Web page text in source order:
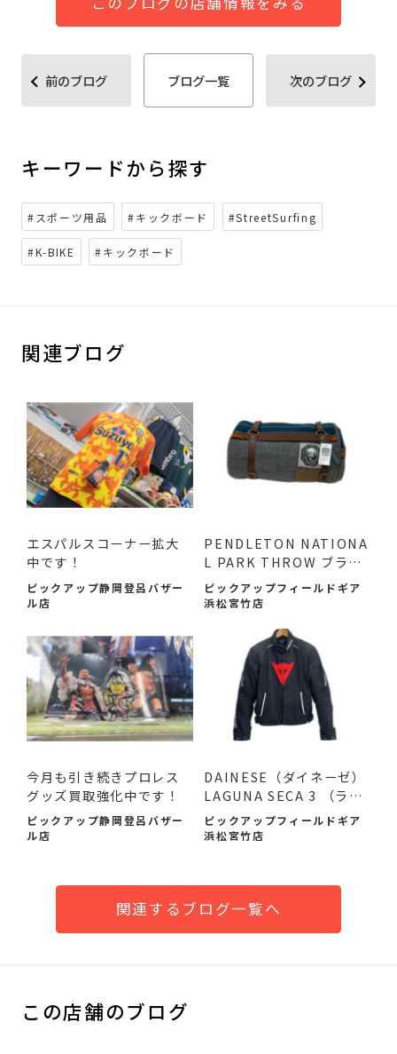
前のブログ ブログ一覧 次のブログ
キーワードから探す
#スポーツ用品 #キックボード #StreetSurfing
#K-BIKE #キックボード
関連ブログ
エスパルスコーナー拡大
中です！
ピックアップ静岡登呂バザー
ル店
PENDLETON NATIONA
L PARK THROW ブラン
ケット 入荷...
ピックアップフィールドギア
浜松宮竹店
今月も引き続きプロレス
グッズ買取強化中です！
ピックアップ静岡登呂バザー
ル店
DAINESE（ダイネーゼ）
LAGUNA SECA 3 （ラグ
ナセカ...
ピックアップフィールドギア
浜松宮竹店
関連するブログ一覧へ
この店舗のブログ